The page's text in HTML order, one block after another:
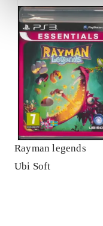
Rayman legends
Ubi Soft